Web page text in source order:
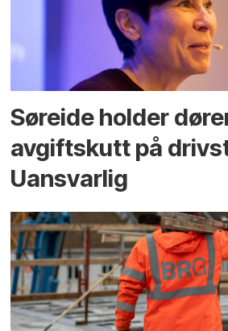
Søreide holder
avgiftskutt på
Uansvarlig